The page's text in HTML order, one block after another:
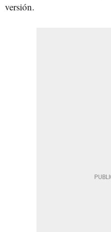
versión.